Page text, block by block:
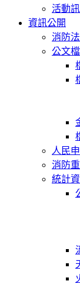
活動
資訊公開
消防
公文
人民
消防
統計